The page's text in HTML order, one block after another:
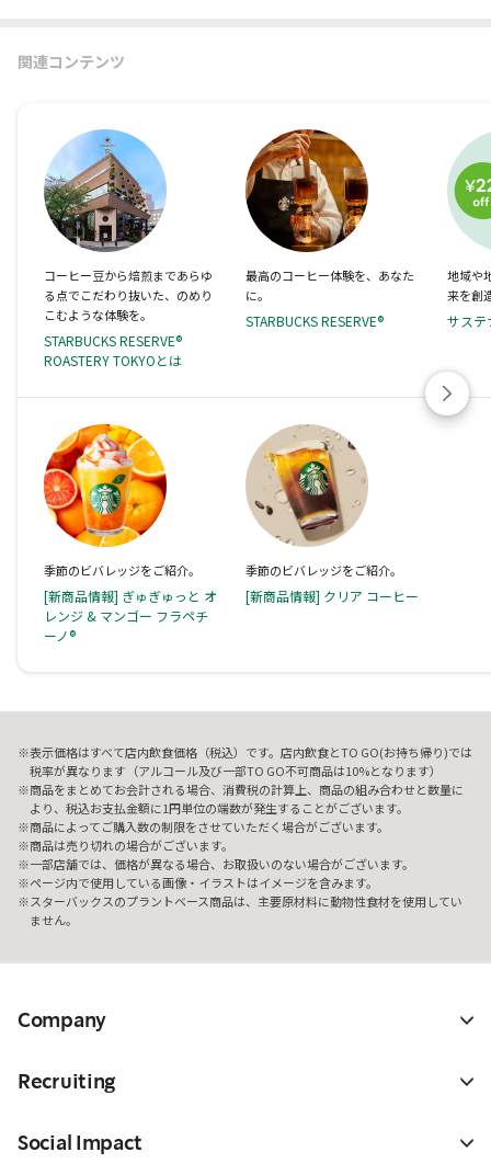
関連コンテンツ
コーヒー豆から焙煎まであらゆ
る点でこだわり抜いた、のめり
こむような体験を。
STARBUCKS RESERVE®
ROASTERY TOKYOとは
最高のコーヒー体験を、あなた
に。
STARBUCKS RESERVE®
地域や
来を創
サステ
季節のビバレッジをご紹介。
[新商品情報] ぎゅぎゅっと オ
レンジ & マンゴー フラペチ
ーノ®
季節のビバレッジをご紹介。
[新商品情報] クリア コーヒー
表示価格はすべて店内飲食価格（税込）です。店内飲食とTO GO(お持ち帰り)では
税率が異なります（アルコール及び一部TO GO不可商品は10%となります）
商品をまとめてお会計される場合、消費税の計算上、商品の組み合わせと数量に
より、税込お支払金額に1円単位の端数が発生することがございます。
商品によってご購入数の制限をさせていただく場合がございます。
商品は売り切れの場合がございます。
一部店舗では、価格が異なる場合、お取扱いのない場合がございます。
ページ内で使用している画像・イラストはイメージを含みます。
スターバックスのプラントベース商品は、主要原材料に動物性食材を使用してい
ません。
Company
Recruiting
Social Impact